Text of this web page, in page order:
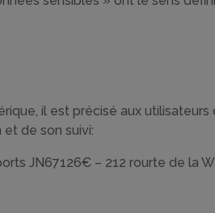
il est précisé aux utilisateurs
de son suivi:
JN67126€ – 212 rourte de la